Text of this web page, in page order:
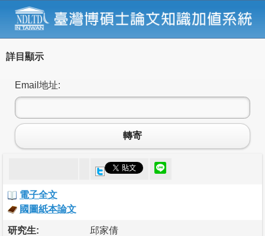
詳目顯示
Email地址:
轉寄
電子全文
國圖紙本論文
研究生: 邱家倩